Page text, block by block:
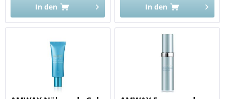
In den In den